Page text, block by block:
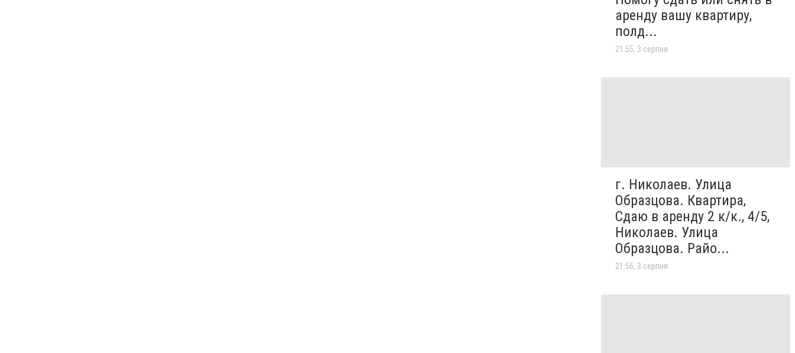
аренду вашу квартиру,
полд...
21:55, 3 серпня
г. Николаев. Улица
Образцова. Квартира,
Сдаю в аренду 2 к/к., 4/5,
Николаев. Улица
Образцова. Райо...
21:56, 3 серпня